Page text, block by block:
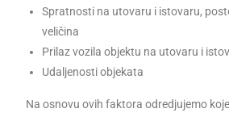
Spratnosti na utovaru i istovaru,
veličina
Prilaz vozila objektu na utovaru i
Udaljenosti objekata
Na osnovu ovih faktora odredjujemo